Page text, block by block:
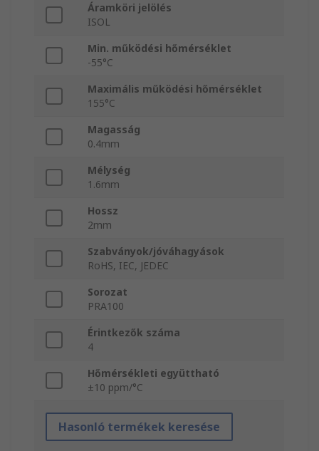
Áramköri jelölés
ISOL
Min. működési hőmérséklet
-55°C
Maximális működési hőmérséklet
155°C
Magasság
0.4mm
Mélység
1.6mm
Hossz
2mm
Szabványok/jóváhagyások
RoHS, IEC, JEDEC
Sorozat
PRA100
Érintkezők száma
4
Hőmérsékleti együttható
±10 ppm/°C
Hasonló termékek keresése